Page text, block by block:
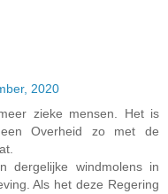
2020
zieke mensen. Het is
Overheid zo met de
dergelijke windmolens in
Als het deze Regering